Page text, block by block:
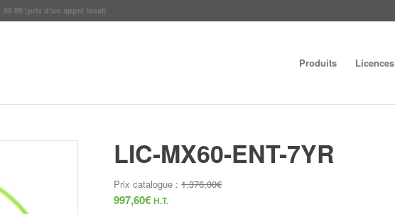
85 89 (prix d'un appel local)
Produits Licences
LIC-MX60-ENT-7YR
Prix catalogue :1.376,00€
997,60€ H.T.